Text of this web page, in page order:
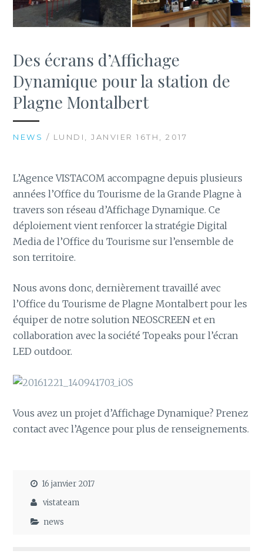
Des écrans d’Affichage
Dynamique pour la station de
Plagne Montalbert
NEWS / LUNDI, JANVIER 16TH, 2017
L’Agence VISTACOM accompagne depuis plusieurs
années l’Office du Tourisme de la Grande Plagne à
travers son réseau d’Affichage Dynamique. Ce
déploiement vient renforcer la stratégie Digital
Media de l’Office du Tourisme sur l’ensemble de
son territoire.
Nous avons donc, dernièrement travaillé avec
l’Office du Tourisme de Plagne Montalbert pour les
équiper de notre solution NEOSCREEN et en
collaboration avec la société Topeaks pour l’écran
LED outdoor.
Vous avez un projet d’Affichage Dynamique? Prenez
contact avec l’Agence pour plus de renseignements.
16 janvier 2017
vistateam
news